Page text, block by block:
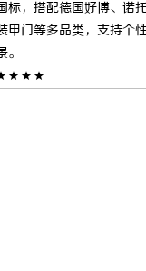
，搭配德国好博、诺
门等多品类，支持个